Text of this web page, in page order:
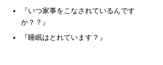
『いつ家事をこなされているんです
か？？』
『睡眠はとれています？』